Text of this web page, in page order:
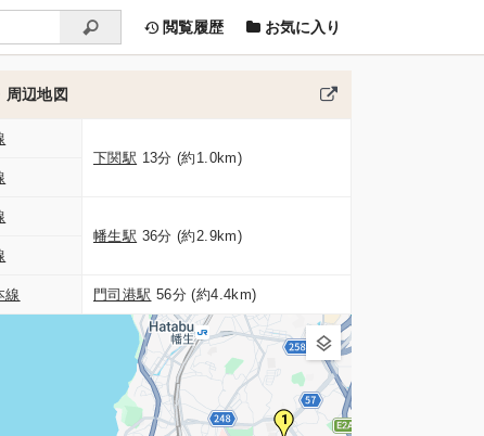
閲覧履歴 お気に入り
周辺地図
下関駅 13分 (約1.0km)
幡生駅 36分 (約2.9km)
線 門司港駅 56分 (約4.4km)
1